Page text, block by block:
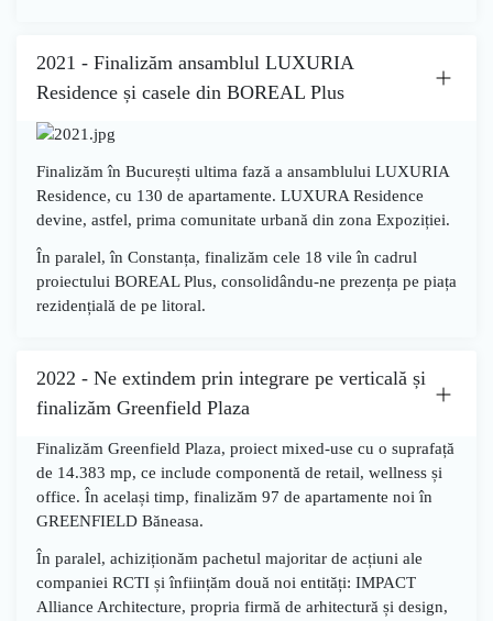
2021 - Finalizăm ansamblul LUXURIA
Residence și casele din BOREAL Plus
Finalizăm în București ultima fază a ansamblului LUXURIA
Residence, cu 130 de apartamente. LUXURA Residence
devine, astfel, prima comunitate urbană din zona Expoziției.
În paralel, în Constanța, finalizăm cele 18 vile în cadrul
proiectului BOREAL Plus, consolidându-ne prezența pe piața
rezidențială de pe litoral.
2022 - Ne extindem prin integrare pe verticală și
finalizăm Greenfield Plaza
Finalizăm Greenfield Plaza, proiect mixed-use cu o suprafață
de 14.383 mp, ce include componentă de retail, wellness și
office. În același timp, finalizăm 97 de apartamente noiîn
GREENFIELD Băneasa.
În paralel, achiziționăm pachetul majoritar de acțiuni ale
companiei RCTI și înființăm două noi entități: IMPACT
Alliance Architecture, propria firmă de arhitectură și design,